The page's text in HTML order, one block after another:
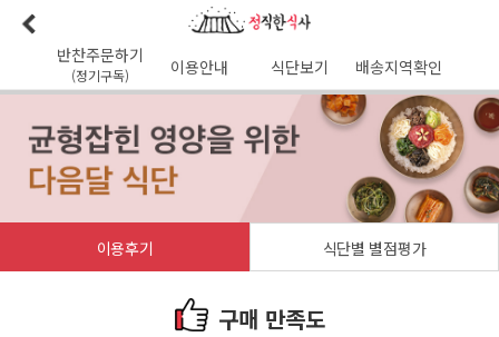
반찬주문하기
(정기구독) 이용안내 식단보기 배송지역확인
이용후기 배송가능지역
식단사진 1:1문의 다음달식단
이용약관
배송시간 오전7시 이전 배송 보장 (새벽배송 가능지역)
이용후기 식단별 별점평가
구매 만족도